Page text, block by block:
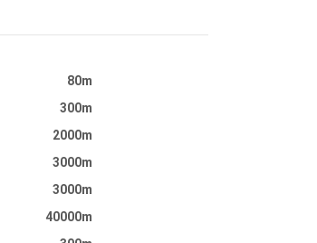
80m
300m
2000m
3000m
3000m
40000m